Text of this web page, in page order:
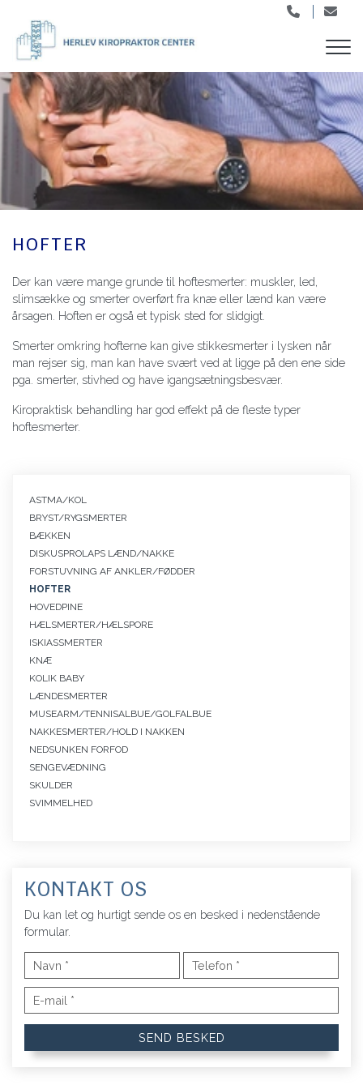
main
HOFTER
Der kan være mange grunde til hoftesmerter: muskler, led,
slimsække og smerter overført fra knæ eller lænd kan være
årsagen. Hoften er også et typisk sted for slidgigt.
Smerter omkring hofterne kan give stikkesmerter i lysken når
man rejser sig, man kan have svært ved at ligge på den ene side
pga. smerter, stivhed og have igangsætningsbesvær.
Kiropraktisk behandling har god effekt på de fleste typer
hoftesmerter.
Primær
navigation
symptomer
ASTMA/KOL
BRYST/RYGSMERTER
BÆKKEN
DISKUSPROLAPS LÆND/NAKKE
FORSTUVNING AF ANKLER/FØDDER
HOFTER
HOVEDPINE
HÆLSMERTER/HÆLSPORE
ISKIASSMERTER
KNÆ
KOLIK BABY
LÆNDESMERTER
MUSEARM/TENNISALBUE/GOLFALBUE
NAKKESMERTER/HOLD I NAKKEN
NEDSUNKEN FORFOD
SENGEVÆDNING
SKULDER
SVIMMELHED
KONTAKT OS
Du kan let og hurtigt sende os en besked i nedenstående
formular.